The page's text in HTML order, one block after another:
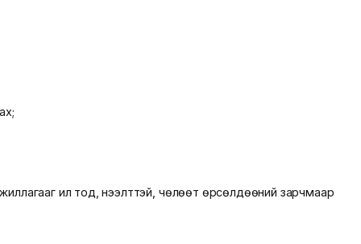
ил тод, нээлттэй, чөлөөт өрсөлдөөний зарчмаар